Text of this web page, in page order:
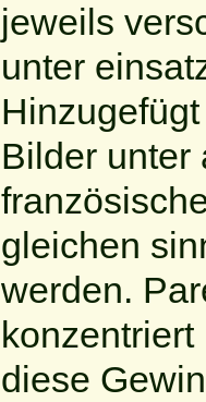
jeweils
unter
Bilder unter
gleichen
werden.
diese